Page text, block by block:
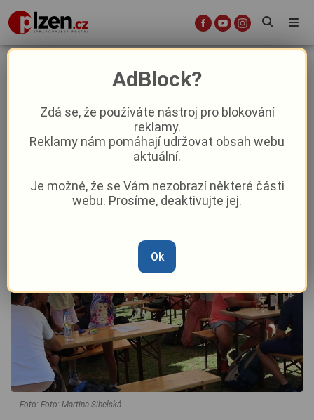
Cimbálovku a víno v Sulislavi si
návštěvníci opravdu užili
Z kraje
12. 8. 2025|04:28
Foto: Foto: Martina Sihelská
AdBlock?
Zdá se, že používáte nástroj pro blokování
reklamy.
Reklamy nám pomáhají udržovat obsah webu
aktuální.
Je možné, že se Vám nezobrazí některé části
webu. Prosíme, deaktivujte jej.
Ok